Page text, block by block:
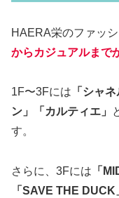
HAERA栄のファッ
からカジュアルまで
1F〜3Fには 「シャ
ン」「カルティエ」
す。
さらに、3Fには 「
「SAVE THE